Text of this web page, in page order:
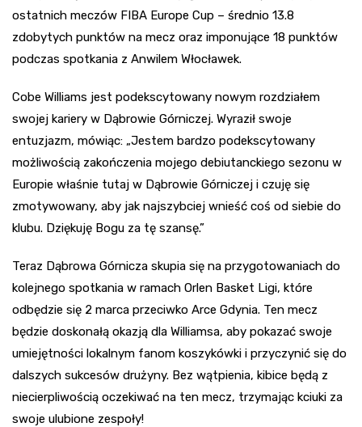
ostatnich meczów FIBA Europe Cup – średnio 13.8
zdobytych punktów na mecz oraz imponujące 18 punktów
podczas spotkania z Anwilem Włocławek.
Cobe Williams jest podekscytowany nowym rozdziałem
swojej kariery w Dąbrowie Górniczej. Wyraził swoje
entuzjazm, mówiąc: „Jestem bardzo podekscytowany
możliwością zakończenia mojego debiutanckiego sezonu w
Europie właśnie tutaj w Dąbrowie Górniczej i czuję się
zmotywowany, aby jak najszybciej wnieść coś od siebie do
klubu. Dziękuję Bogu za tę szansę.”
Teraz Dąbrowa Górnicza skupia się na przygotowaniach do
kolejnego spotkania w ramach Orlen Basket Ligi, które
odbędzie się 2 marca przeciwko Arce Gdynia. Ten mecz
będzie doskonałą okazją dla Williamsa, aby pokazać swoje
umiejętności lokalnym fanom koszykówki i przyczynić się do
dalszych sukcesów drużyny. Bez wątpienia, kibice będą z
niecierpliwością oczekiwać na ten mecz, trzymając kciuki za
swoje ulubione zespoły!